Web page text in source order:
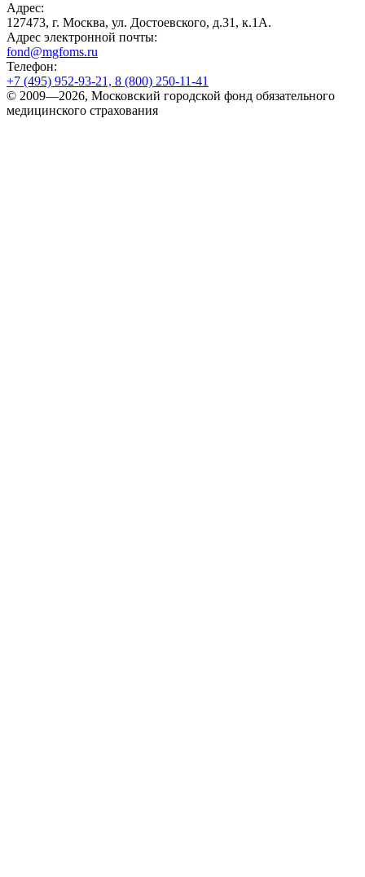
Адрес:
127473, г. Москва, ул. Достоевского, д.31, к.1А.
Адрес электронной почты:
fond@mgfoms.ru
Телефон:
+7 (495) 952-93-21, 8 (800) 250-11-41
© 2009—2026, Московский городской фонд обязательного
медицинского страхования